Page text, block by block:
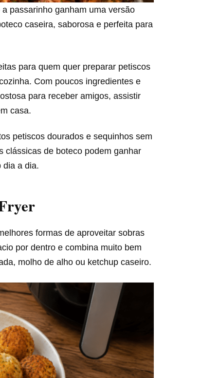
passarinho ganham uma versão
caseira, saborosa e perfeita para
para quem quer preparar petiscos
Com poucos ingredientes e
para receber amigos, assistir
casa.
petiscos dourados e sequinhos sem
clássicas de boteco podem ganhar
dia a dia.
formas de aproveitar sobras
por dentro e combina muito bem
molho de alho ou ketchup caseiro.